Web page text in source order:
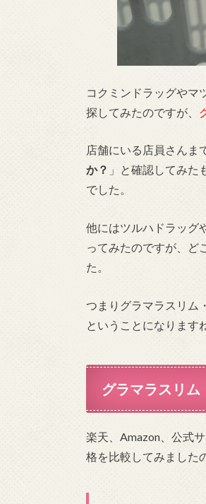
コクミンドラッグやマ
探してみたのですが、
店舗にいる店員さんま
か？ 」と確認してみた
でした。
他にはツルハドラッグ
ってみたのですが、ど
た。
つまりグラマラスリム
ということになります
グラマラスリム
楽天、Amazon、公式
格を比較してみました